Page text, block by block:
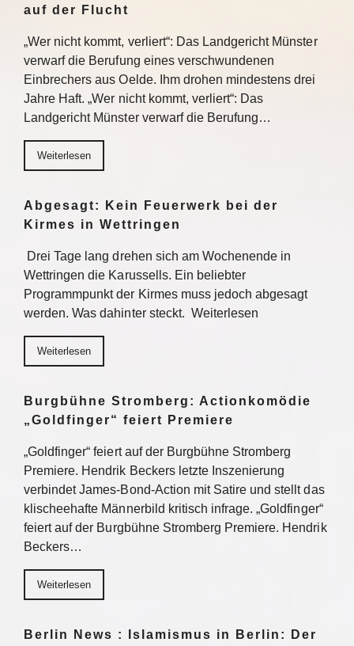
auf der Flucht
„Wer nicht kommt, verliert“: Das Landgericht Münster
verwarf die Berufung eines verschwundenen
Einbrechers aus Oelde. Ihm drohen mindestens drei
Jahre Haft. „Wer nicht kommt, verliert“: Das
Landgericht Münster verwarf die Berufung…
Weiterlesen
Abgesagt: Kein Feuerwerk bei der
Kirmes in Wettringen
Drei Tage lang drehen sich am Wochenende in
Wettringen die Karussells. Ein beliebter
Programmpunkt der Kirmes muss jedoch abgesagt
werden. Was dahinter steckt. Weiterlesen
Weiterlesen
Burgbühne Stromberg: Actionkomödie
„Goldfinger“ feiert Premiere
„Goldfinger“ feiert auf der Burgbühne Stromberg
Premiere. Hendrik Beckers letzte Inszenierung
verbindet James-Bond-Action mit Satire und stellt das
klischeehafte Männerbild kritisch infrage. „Goldfinger“
feiert auf der Burgbühne Stromberg Premiere. Hendrik
Beckers…
Weiterlesen
Berlin News : Islamismus in Berlin: Der